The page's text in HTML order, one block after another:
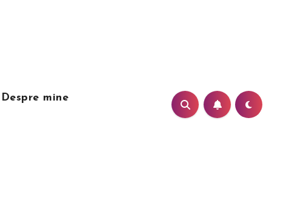
Despre mine